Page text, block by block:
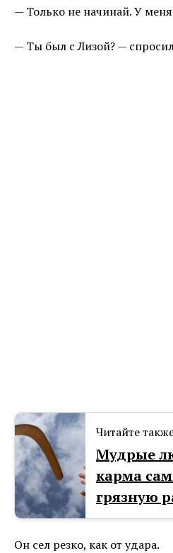
— Только не начинай. У
— Ты был с Лизой? —
Читайте
Мудрые
карма
грязную
Он сел резко, как от удара.